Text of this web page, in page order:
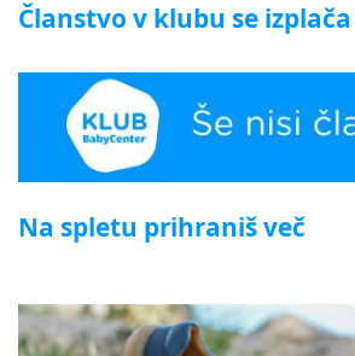
Članstvo v klubu se
Na spletu prihraniš več